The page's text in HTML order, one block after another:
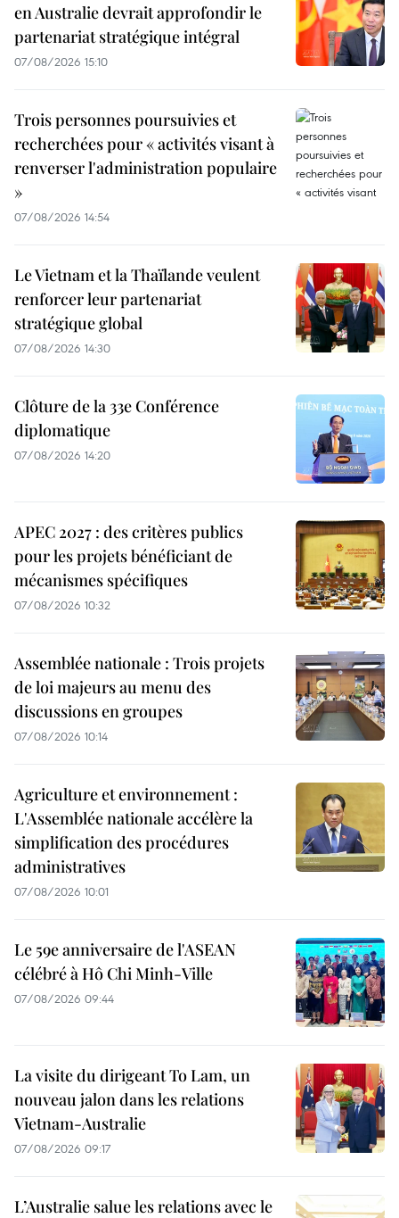
en Australie devrait approfondir le
partenariat stratégique intégral
07/08/2026 15:10
Trois personnes poursuivies et
recherchées pour « activités visant à
renverser l'administration populaire
»
07/08/2026 14:54
Le Vietnam et la Thaïlande veulent
renforcer leur partenariat
stratégique global
07/08/2026 14:30
Clôture de la 33e Conférence
diplomatique
07/08/2026 14:20
APEC 2027 : des critères publics
pour les projets bénéficiant de
mécanismes spécifiques
07/08/2026 10:32
Assemblée nationale : Trois projets
de loi majeurs au menu des
discussions en groupes
07/08/2026 10:14
Agriculture et environnement :
L'Assemblée nationale accélère la
simplification des procédures
administratives
07/08/2026 10:01
Le 59e anniversaire de l'ASEAN
célébré à Hô Chi Minh-Ville
07/08/2026 09:44
La visite du dirigeant To Lam, un
nouveau jalon dans les relations
Vietnam-Australie
07/08/2026 09:17
L’Australie salue les relations avec le